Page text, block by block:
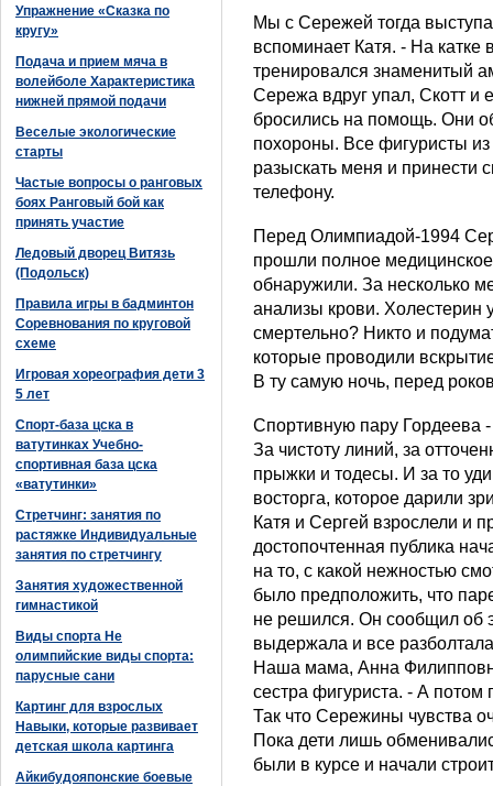
Упражнение «Сказка по
кругу»
Подача и прием мяча в
волейболе Характеристика
нижней прямой подачи
Веселые экологические
старты
Частые вопросы о ранговых
боях Ранговый бой как
принять участие
Ледовый дворец Витязь
(Подольск)
Правила игры в бадминтон
Соревнования по круговой
схеме
Игровая хореография дети 3
5 лет
Спорт-база цска в
ватутинках Учебно-
спортивная база цска
«ватутинки»
Стретчинг: занятия по
растяжке Индивидуальные
занятия по стретчингу
Занятия художественной
гимнастикой
Виды спорта Не
олимпийские виды спорта:
парусные сани
Картинг для взрослых
Навыки, которые развивает
детская школа картинга
Айкибудояпонские боевые
Мы с Сережей тогда
вспоминает Катя. - На
тренировался знаменитый
Сережа вдруг упал, Скотт и
бросились на помощь. Они
похороны. Все фигуристы
разыскать меня и принести
телефону.
Перед Олимпиадой-1994
прошли полное
обнаружили. За несколько
анализы крови. Холестерин
смертельно? Никто и
которые проводили
В ту самую ночь, перед
Спортивную пару Гордеева
За чистоту линий, за
прыжки и тодесы. И за то
восторга, которое дарили
Катя и Сергей взрослели и
достопочтенная публика
на то, с какой нежностью
было предположить, что
не решился. Он сообщил об
выдержала и все
Наша мама, Анна
сестра фигуриста. - А
Так что Сережины чувства
Пока дети лишь
были в курсе и начали